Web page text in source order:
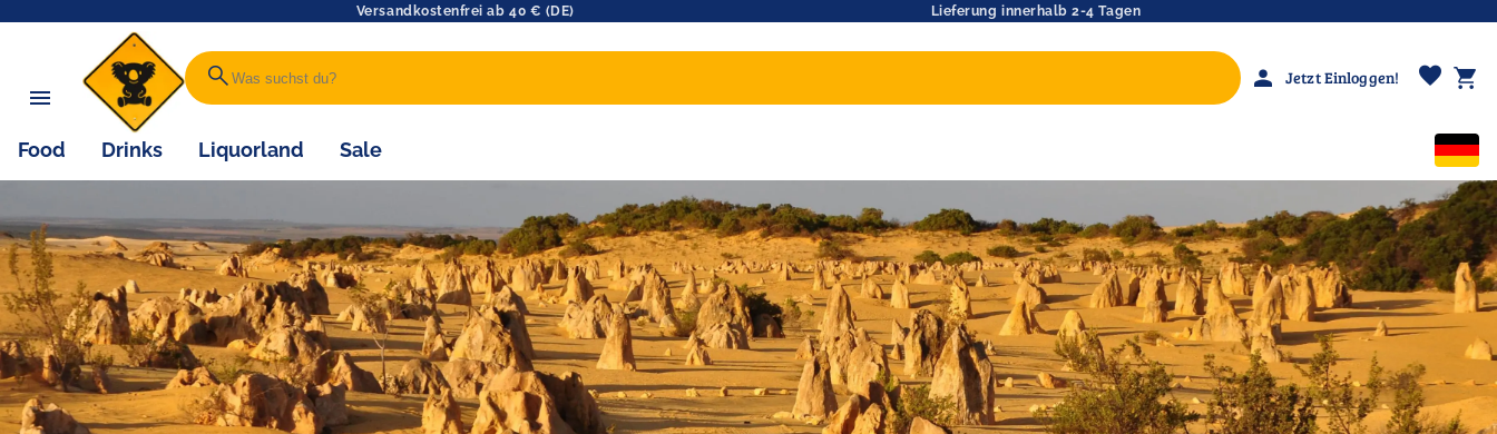
Versandkostenfrei ab 40 € (DE) Lieferung innerhalb 2-4 Tagen
search person Jetzt Einloggen! favorite shopping_cart
Food Drinks Liquorland Sale